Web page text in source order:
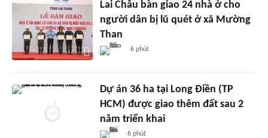
Lai Châu bàn giao 24 nhà ở cho
người dân bị lũ quét ở xã Mường
Than
6 phút
Dự án 36 ha tại Long Điền (TP
HCM) được giao thêm đất sau 2
năm triển khai
6 phút